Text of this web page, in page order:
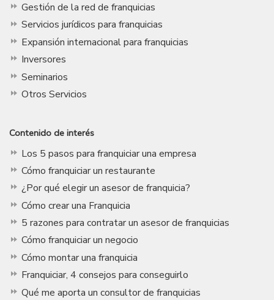
Gestión de la red de franquicias
Servicios jurídicos para franquicias
Expansión internacional para franquicias
Inversores
Seminarios
Otros Servicios
Contenido de interés
Los 5 pasos para franquiciar una empresa
Cómo franquiciar un restaurante
¿Por qué elegir un asesor de franquicia?
Cómo crear una Franquicia
5 razones para contratar un asesor de franquicias
Cómo franquiciar un negocio
Cómo montar una franquicia
Franquiciar, 4 consejos para conseguirlo
Qué me aporta un consultor de franquicias